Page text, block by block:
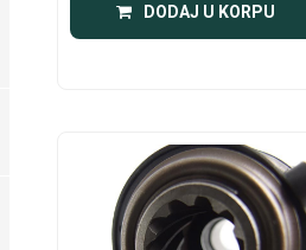
DODAJ U KORPU